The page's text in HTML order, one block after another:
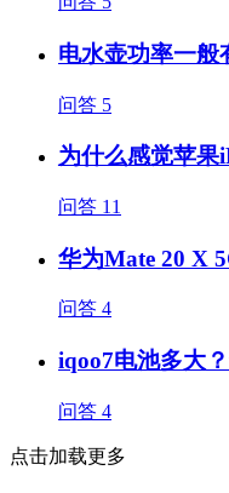
电水壶功率一般
问答 5
为什么感觉苹果
问答 11
华为Mate 20 X
问答 4
iqoo7电池多大
问答 4
点击加载更多